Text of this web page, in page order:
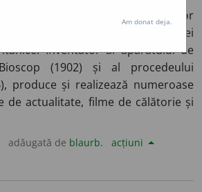
1942), producător și inventator
dintre pionierii industriei
Inventator al aparatului de
(1902) și al procedeului
produce și realizează numeroase
de actualitate, filme de călătorie și
adăugată de blaurb. acțiuni
Am donat deja.